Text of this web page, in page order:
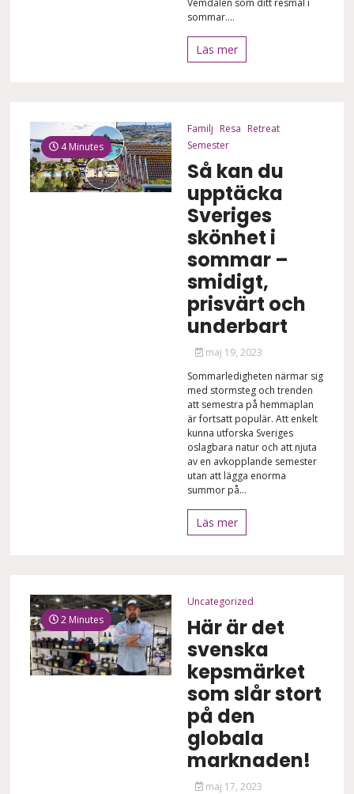
sommar....
Läs mer
4 Minutes
Familj Resa Retreat
Semester
Så kan du
upptäcka
Sveriges
skönhet i
sommar –
smidigt,
prisvärt och
underbart
maj 19, 2023
Sommarledigheten närmar sig
med stormsteg och trenden
att semestra på hemmaplan
är fortsatt populär. Att enkelt
kunna utforska Sveriges
oslagbara natur och att njuta
av en avkopplande semester
utan att lägga enorma
summor på...
Läs mer
2 Minutes
Uncategorized
Här är det
svenska
kepsmärket
som slår stort
på den
globala
marknaden!
maj 17, 2023